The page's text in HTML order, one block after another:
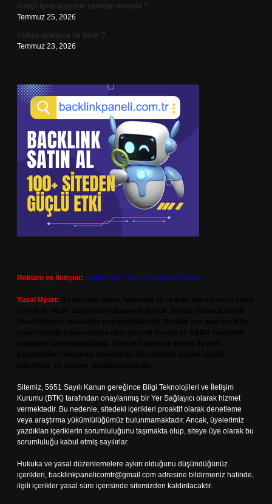
Kireçli içme suyunun zararları nelerdir ?
Temmuz 25, 2026
Kafkas oyununa ne denir ?
Temmuz 23, 2026
Reklam ve İletişim: Skype: live:.cid.575569c608265c69
Yasal Uyarı:
Sitemiz, 5651 Sayılı Kanun gereğince Bilgi Teknolojileri ve İletişim
Kurumu (BTK) tarafından onaylanmış bir Yer Sağlayıcı olarak hizmet
vermektedir. Bu nedenle, sitedeki içerikleri proaktif olarak denetleme
veya araştırma yükümlülüğümüz bulunmamaktadır. Ancak, üyelerimiz
yazdıkları içeriklerin sorumluluğunu taşımakta olup, siteye üye olarak bu
sorumluluğu kabul etmiş sayılırlar.
Hukuka ve yasal düzenlemelere aykırı olduğunu düşündüğünüz
içerikleri, backlinkpanelicomtr@gmail.com adresine bildirmeniz halinde,
ilgili içerikler yasal süre içerisinde sitemizden kaldırılacaktır.